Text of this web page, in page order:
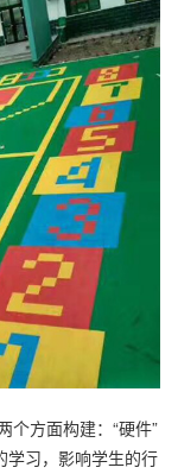
方面构建：“硬件”
学习，影响学生的行